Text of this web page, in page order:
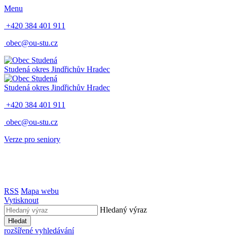
Menu
+420 384 401 911
obec@ou-stu.cz
Studená okres Jindřichův Hradec
Studená okres Jindřichův Hradec
+420 384 401 911
obec@ou-stu.cz
Verze pro seniory
RSS Mapa webu
Vytisknout
Hledaný výraz
Hledat
rozšířené vyhledávání